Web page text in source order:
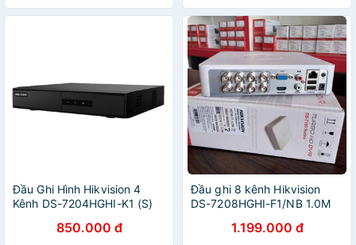
Đầu Ghi Hình Hikvision 4
Kênh DS-7204HGHI-K1 (S)
850.000 đ
Đầu ghi 8 kênh Hikvision
DS-7208HGHI-F1/NB 1.0M
1.199.000 đ